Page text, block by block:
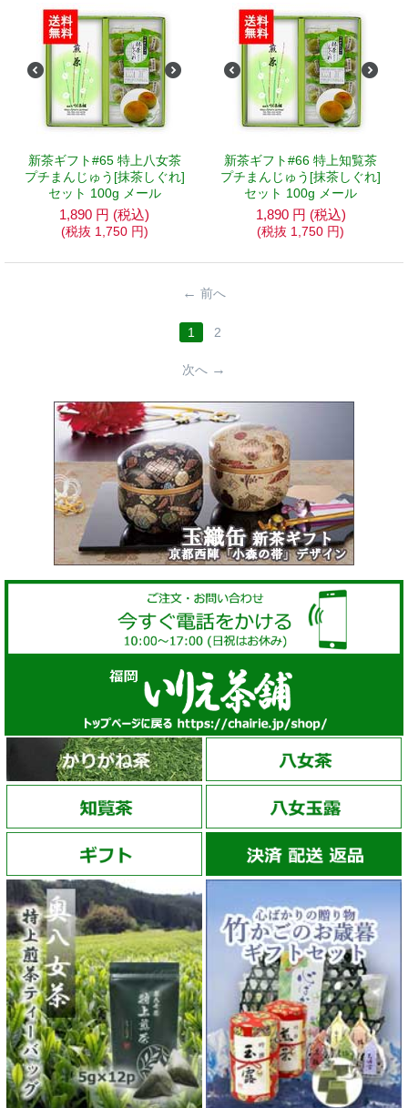
新茶ギフト#65 特上八女茶
プチまんじゅう[抹茶しぐれ]
セット 100g メール
1,890 円 (税込)
(税抜 1,750 円)
新茶ギフト#66 特上知覧茶
プチまんじゅう[抹茶しぐれ]
セット 100g メール
1,890 円 (税込)
(税抜 1,750 円)
前へ
1 2
次へ